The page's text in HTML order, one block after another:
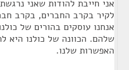
אני חייבת להודות שאני
לקיר בקרב החברים, בקרב
אנחנו עוסקים בהורים של
שלהם. הכוונה של כולנו היא
האפשרות שלנו.